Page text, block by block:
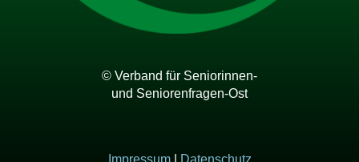
© Verband für Seniorinnen-
und Seniorenfragen-Ost
Impressum| Datenschutz